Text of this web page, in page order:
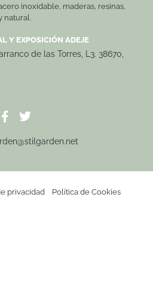
inoxidable, maderas, resinas,
natural.
Y EXPOSICIÓN ADEJE
de las Torres, L3. 38670,
privacidad Política de Cookies